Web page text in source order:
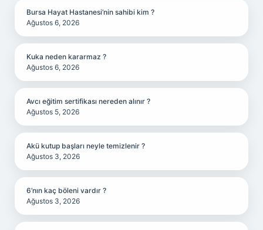
Bursa Hayat Hastanesi’nin sahibi kim ?
Ağustos 6, 2026
Kuka neden kararmaz ?
Ağustos 6, 2026
Avcı eğitim sertifikası nereden alınır ?
Ağustos 5, 2026
Akü kutup başları neyle temizlenir ?
Ağustos 3, 2026
6’nın kaç böleni vardır ?
Ağustos 3, 2026